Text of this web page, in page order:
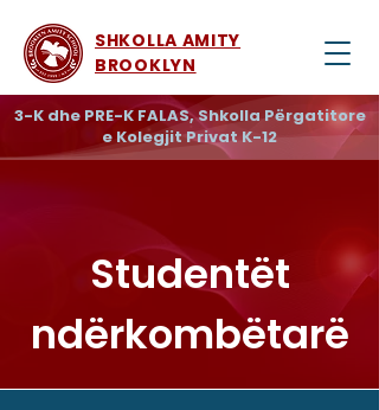
SHKOLLA AMITY
BROOKLYN
3-K dhe PRE-K FALAS, Shkolla Përgatitore
e Kolegjit Privat K-12
Studentët
ndërkombëtarë